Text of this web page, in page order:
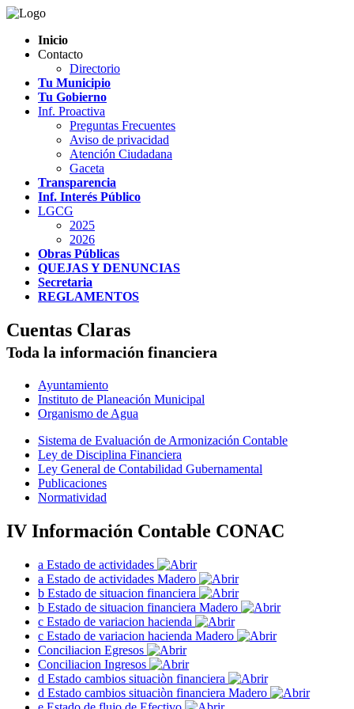
Inicio
Contacto
Directorio
Tu Municipio
Tu Gobierno
Inf. Proactiva
Preguntas Frecuentes
Aviso de privacidad
Atención Ciudadana
Gaceta
Transparencia
Inf. Interés Público
LGCG
2025
2026
Obras Públicas
QUEJAS Y DENUNCIAS
Secretaria
REGLAMENTOS
Cuentas Claras
Toda la información financiera
Ayuntamiento
Instituto de Planeación Municipal
Organismo de Agua
Sistema de Evaluación de Armonización Contable
Ley de Disciplina Financiera
Ley General de Contabilidad Gubernamental
Publicaciones
Normatividad
IV Información Contable CONAC
a Estado de actividades
a Estado de actividades Madero
b Estado de situacion financiera
b Estado de situacion financiera Madero
c Estado de variacion hacienda
c Estado de variacion hacienda Madero
Conciliacion Egresos
Conciliacion Ingresos
d Estado cambios situaciòn financiera
d Estado cambios situaciòn financiera Madero